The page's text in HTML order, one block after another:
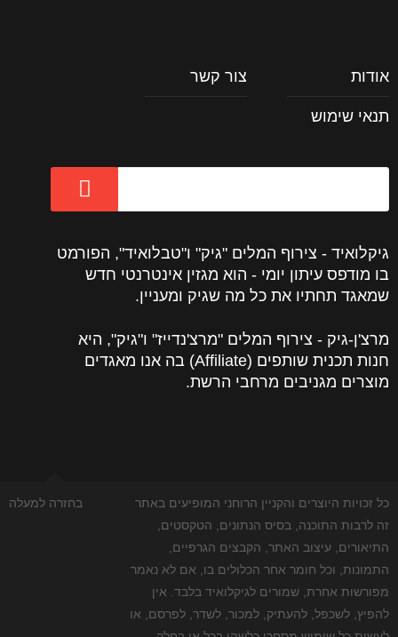
אודות צור קשר
תנאי שימוש
גיקלואיד - צירוף המלים "גיק" ו"טבלואיד", הפורמט
בו מודפס עיתון יומי - הוא מגזין אינטרנטי חדש
שמאגד תחתיו את כל מה שגיק ומעניין.
מרצ'ן-גיק - צירוף המלים "מרצ'נדייז" ו"גיק", היא
חנות תכנית שותפים (Affiliate) בה אנו מאגדים
מוצרים מגניבים מרחבי הרשת.
בחזרה למעלה
כל זכויות היוצרים והקניין הרוחני המופיעים באתר
זה לרבות התוכנה, בסיס הנתונים, הטקסטים,
התיאורים, עיצוב האתר, הקבצים הגרפיים,
התמונות, וכל חומר אחר הכלולים בו, אם לא נאמר
מפורשות אחרת, שמורים לגיקלואיד בלבד. אין
להפיץ, לשכפל, להעתיק, למכור, לשדר, לפרסם, או